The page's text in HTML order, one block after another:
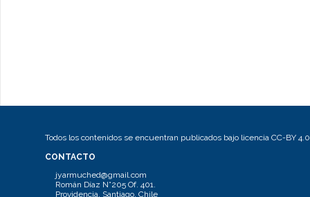
Todos los contenidos se encuentran publicados bajo licencia CC-BY 4.0
CONTACTO
jyarmuched@gmail.com
Román Díaz N°205 Of. 401.
Providencia, Santiago, Chile